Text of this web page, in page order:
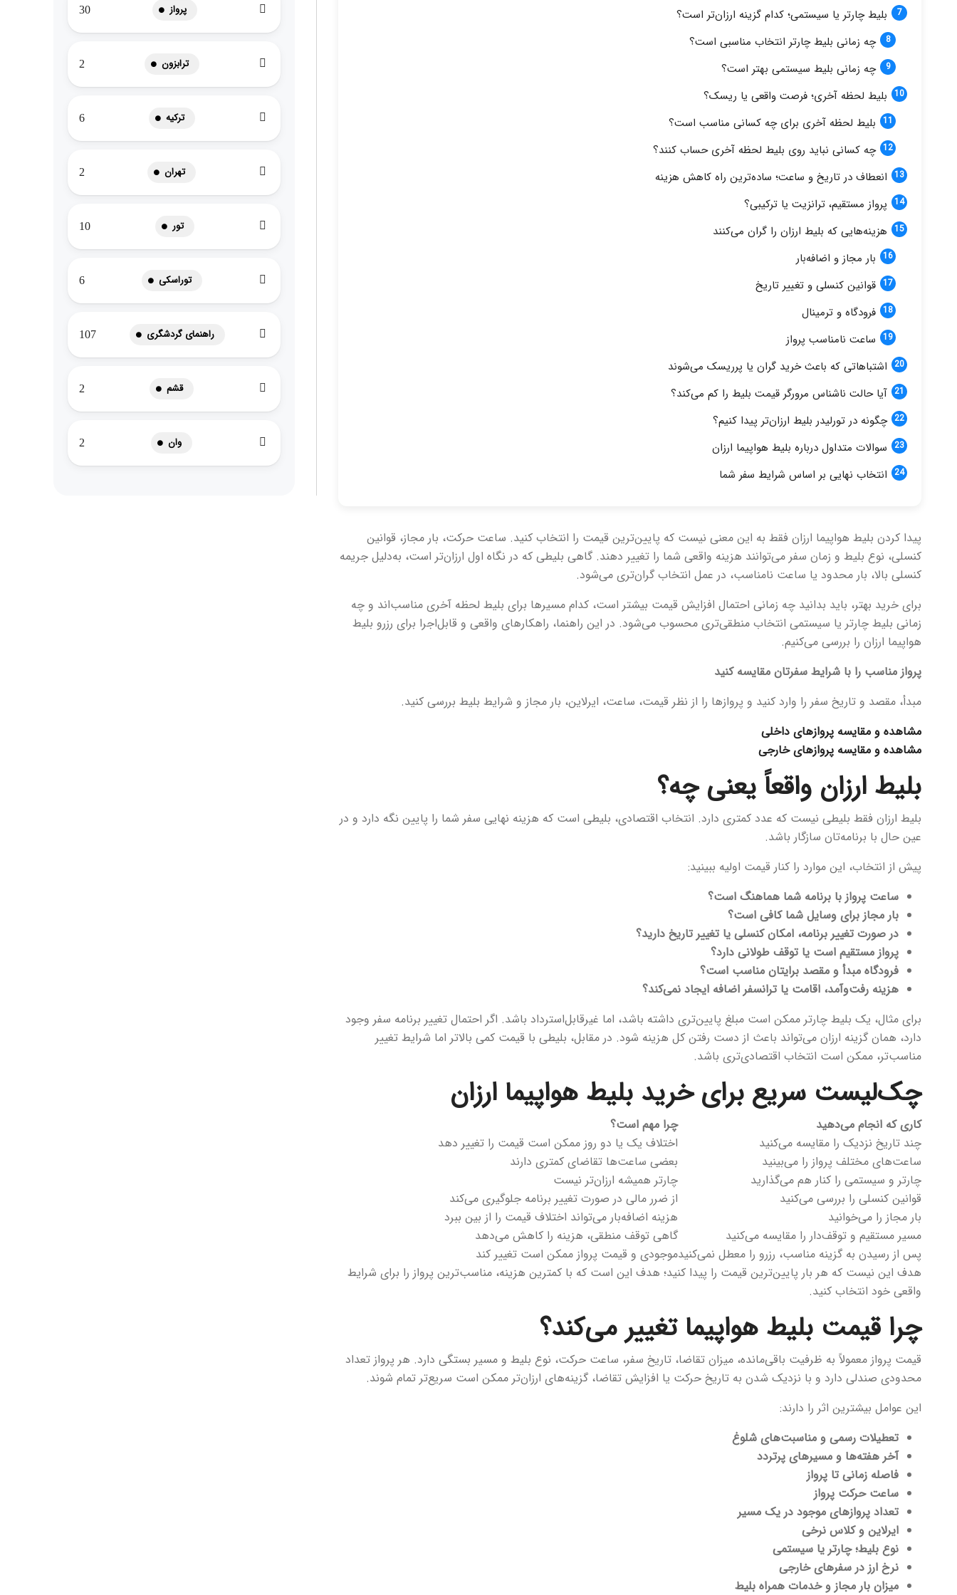
بلیط چارتر یا سیستمی؛ کدام گزینه ارزان‌تر است؟
چه زمانی بلیط چارتر انتخاب مناسبی است؟
چه زمانی بلیط سیستمی بهتر است؟
بلیط لحظه آخری؛ فرصت واقعی یا ریسک؟
بلیط لحظه آخری برای چه کسانی مناسب است؟
چه کسانی نباید روی بلیط لحظه آخری حساب کنند؟
انعطاف در تاریخ و ساعت؛ ساده‌ترین راه کاهش هزینه
پرواز مستقیم، ترانزیت یا ترکیبی؟
هزینه‌هایی که بلیط ارزان را گران می‌کنند
بار مجاز و اضافه‌بار
قوانین کنسلی و تغییر تاریخ
فرودگاه و ترمینال
ساعت نامناسب پرواز
اشتباهاتی که باعث خرید گران یا پرریسک می‌شوند
آیا حالت ناشناس مرورگر قیمت بلیط را کم می‌کند؟
چگونه در تورلیدر بلیط ارزان‌تر پیدا کنیم؟
سوالات متداول درباره بلیط هواپیما ارزان
انتخاب نهایی بر اساس شرایط سفر شما
پیدا کردن بلیط هواپیما ارزان فقط به این معنی نیست که پایین‌ترین قیمت را انتخاب کنید. ساعت حرکت، بار مجاز، قوانین
کنسلی، نوع بلیط و زمان سفر می‌توانند هزینه واقعی شما را تغییر دهند. گاهی بلیطی که در نگاه اول ارزان‌تر است، به‌دلیل جریمه
کنسلی بالا، بار محدود یا ساعت نامناسب، در عمل انتخاب گران‌تری می‌شود.
برای خرید بهتر، باید بدانید چه زمانی احتمال افزایش قیمت بیشتر است، کدام مسیرها برای بلیط لحظه آخری مناسب‌اند و چه
زمانی بلیط چارتر یا سیستمی انتخاب منطقی‌تری محسوب می‌شود. در این راهنما، راهکارهای واقعی و قابل‌اجرا برای رزرو بلیط
هواپیما ارزان را بررسی می‌کنیم.
پرواز مناسب را با شرایط سفرتان مقایسه کنید
مبدأ، مقصد و تاریخ سفر را وارد کنید و پروازها را از نظر قیمت، ساعت، ایرلاین، بار مجاز و شرایط بلیط بررسی کنید.
مشاهده و مقایسه پروازهای داخلی
مشاهده و مقایسه پروازهای خارجی
بلیط ارزان واقعاً یعنی چه؟
بلیط ارزان فقط بلیطی نیست که عدد کمتری دارد. انتخاب اقتصادی، بلیطی است که هزینه نهایی سفر شما را پایین نگه دارد و در
عین حال با برنامه‌تان سازگار باشد.
پیش از انتخاب، این موارد را کنار قیمت اولیه ببینید:
ساعت پرواز با برنامه شما هماهنگ است؟
بار مجاز برای وسایل شما کافی است؟
در صورت تغییر برنامه، امکان کنسلی یا تغییر تاریخ دارید؟
پرواز مستقیم است یا توقف طولانی دارد؟
فرودگاه مبدأ و مقصد برایتان مناسب است؟
هزینه رفت‌وآمد، اقامت یا ترانسفر اضافه ایجاد نمی‌کند؟
برای مثال، یک بلیط چارتر ممکن است مبلغ پایین‌تری داشته باشد، اما غیرقابل‌استرداد باشد. اگر احتمال تغییر برنامه سفر وجود
دارد، همان گزینه ارزان می‌تواند باعث از دست رفتن کل هزینه شود. در مقابل، بلیطی با قیمت کمی بالاتر اما شرایط تغییر
مناسب‌تر، ممکن است انتخاب اقتصادی‌تری باشد.
چک‌لیست سریع برای خرید بلیط هواپیما ارزان
کاری که انجام می‌دهید
چرا مهم است؟
چند تاریخ نزدیک را مقایسه می‌کنید
اختلاف یک یا دو روز ممکن است قیمت را تغییر دهد
ساعت‌های مختلف پرواز را می‌بینید
بعضی ساعت‌ها تقاضای کمتری دارند
چارتر و سیستمی را کنار هم می‌گذارید
چارتر همیشه ارزان‌تر نیست
قوانین کنسلی را بررسی می‌کنید
از ضرر مالی در صورت تغییر برنامه جلوگیری می‌کند
بار مجاز را می‌خوانید
هزینه اضافه‌بار می‌تواند اختلاف قیمت را از بین ببرد
مسیر مستقیم و توقف‌دار را مقایسه می‌کنید
گاهی توقف منطقی، هزینه را کاهش می‌دهد
پس از رسیدن به گزینه مناسب، رزرو را معطل نمی‌کنیدموجودی و قیمت پرواز ممکن است تغییر کند
هدف این نیست که هر بار پایین‌ترین قیمت را پیدا کنید؛ هدف این است که با کمترین هزینه، مناسب‌ترین پرواز را برای شرایط
واقعی خود انتخاب کنید.
چرا قیمت بلیط هواپیما تغییر می‌کند؟
قیمت پرواز معمولاً به ظرفیت باقی‌مانده، میزان تقاضا، تاریخ سفر، ساعت حرکت، نوع بلیط و مسیر بستگی دارد. هر پرواز تعداد
محدودی صندلی دارد و با نزدیک شدن به تاریخ حرکت یا افزایش تقاضا، گزینه‌های ارزان‌تر ممکن است سریع‌تر تمام شوند.
این عوامل بیشترین اثر را دارند:
تعطیلات رسمی و مناسبت‌های شلوغ
آخر هفته‌ها و مسیرهای پرتردد
فاصله زمانی تا پرواز
ساعت حرکت پرواز
تعداد پروازهای موجود در یک مسیر
ایرلاین و کلاس نرخی
نوع بلیط؛ چارتر یا سیستمی
نرخ ارز در سفرهای خارجی
میزان بار مجاز و خدمات همراه بلیط
پرواز 30
ترابزون 2
ترکیه 6
تهران 2
تور 10
توراسکی 6
راهنمای گردشگری 107
قشم 2
وان 2